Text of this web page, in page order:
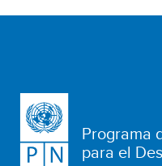
Programa
para el